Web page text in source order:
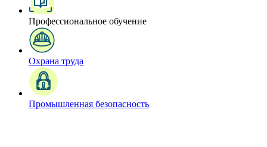
Профессиональное обучение
Охрана труда
Промышленная безопасность